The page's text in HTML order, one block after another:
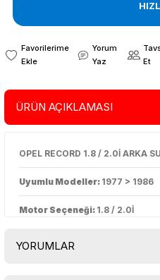
Yorum
Yaz
Et
ÜRÜN AÇIKLAMASI
OPEL RECORD 1.8 / 2.0İ ARKA
Uyumlu Modeller: 1977 > 1986
Motor Seçeneği: 1.8 / 2.0İ
YORUMLAR